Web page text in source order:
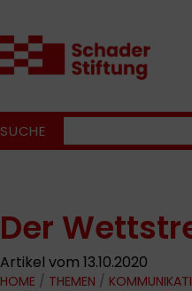
SUCHE
Der
Artikel vom 13.10.2020
HOME / THEMEN /